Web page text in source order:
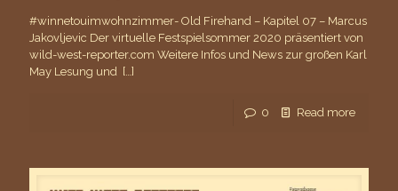
#winnetouimwohnzimmer- Old Firehand – Kapitel 07 – Marcus
Jakovljevic Der virtuelle Festspielsommer 2020 präsentiert von
wild-west-reporter.com Weitere Infos und News zur großen Karl
May Lesung und […]
0 Read more